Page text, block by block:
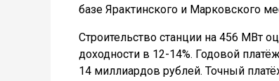
базе Ярактинского и Марковского
Строительство станции на 456 МВт
доходности в 12-14%. Годовой
14 миллиардов рублей. Точный